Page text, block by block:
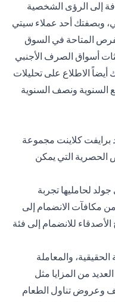
إلى الرؤى الشخصية
وبصفتك أحد عملاء سيتي
المتاحة في السوق
أسواق الصرف الأجنبي
الاطلاع على تحليلات
السنوية ونصف السنوية
كلاينت مجموعة
الحصرية التي يمكن
لحامليها تجربة
مكافآت الانضمام إلى
للانضمام إلى فئة
والمعاملة
من المزايا مثل
وعروض تناول الطعام